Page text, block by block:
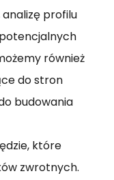
profilu
również
do stron
budowania
które
zwrotnych.